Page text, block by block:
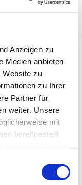
Anzeigen zu
Medien anbieten
Website zu
zu Ihrer
Partner für
weiter. Unsere
mit
bereitgestellt